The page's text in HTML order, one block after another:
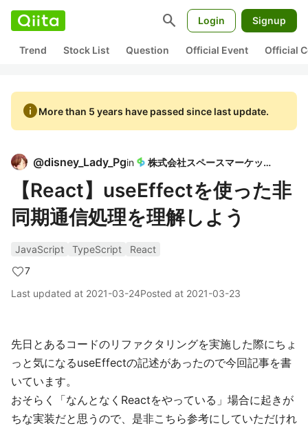
search Login Signup
Trend Stock List Question Official Event Official
infoMore than 5 years have passed since last update.
@disney_Lady_Pgin 株式会社スペースマーケット
【React】useEffectを使った非
同期通信処理を理解しよう
JavaScript TypeScript
React
7
Last updated at 2021-03-24Posted at 2021-03-23
先日とあるコードのリファクタリングを実施した際にちょ
っと気になるuseEffectの記述があったので今回記事を書
いています。
おそらく「なんとなくReactをやっている」場合に起きが
ちな実装だと思うので、是非こちら参考にしていただけれ